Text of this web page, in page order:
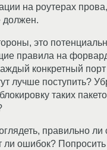
на роутерах
должен.
это
правила на
конкретный
лучше поступить?
таких
правильно ли
ли ошибок?